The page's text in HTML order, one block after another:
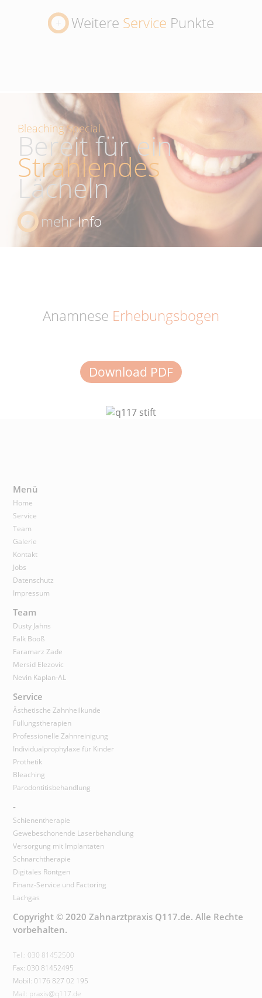
Weitere Service Punkte
Bleaching Special
Bereit für ein
Strahlendes
Lächeln
mehrInfo
Anamnese Erhebungsbogen
Download PDF
Menü
Home
Service
Team
Galerie
Kontakt
Jobs
Datenschutz
Impressum
Team
Dusty Jahns
Falk Booß
Faramarz Zade
Mersid Elezovic
Nevin Kaplan-AL
Service
Ästhetische Zahnheilkunde
Füllungstherapien
Professionelle Zahnreinigung
Individualprophylaxe für Kinder
Prothetik
Bleaching
Parodontitisbehandlung
-
Schienentherapie
Gewebeschonende Laserbehandlung
Versorgung mit Implantaten
Schnarchtherapie
Digitales Röntgen
Finanz-Service und Factoring
Lachgas
Copyright © 2020 Zahnarztpraxis Q117.de. Alle Rechte
vorbehalten.
Tel.: 030 81452500
Fax: 030 81452495
Mobil: 0176 827 02 195
Mail: praxis@q117.de